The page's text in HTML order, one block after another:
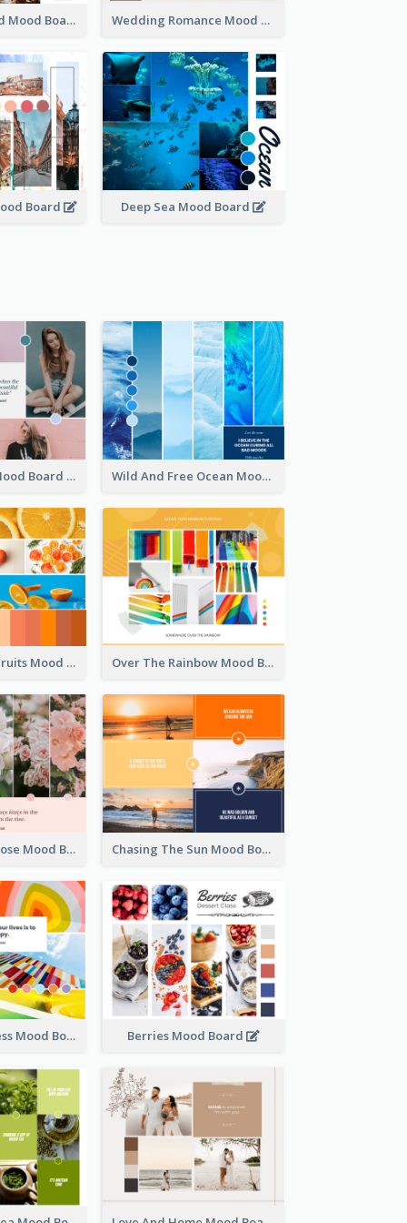
We Are Married Mood Board Wedding Romance Mood Board
Board Deep Sea Mood Board
Fashion Style Mood Board Wild And Free Ocean Mood Board
Orange Fresh Fruits Mood Board Over The Rainbow Mood Board
Fragrance Of Rose Mood Board Chasing The Sun Mood Board
Key Of Happiness Mood Board Berries Mood Board